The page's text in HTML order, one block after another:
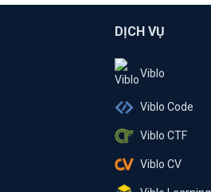
DỊCH VỤ
Viblo
Viblo Code
Viblo CTF
Viblo CV